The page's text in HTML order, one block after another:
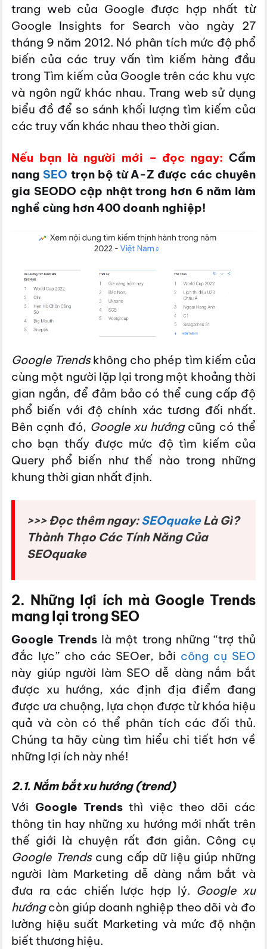
trang web của Google được hợp nhất từ
Google Insights for Search vào ngày 27
tháng 9 năm 2012. Nó phân tích mức độ phổ
biến của các truy vấn tìm kiếm hàng đầu
trong Tìm kiếm của Google trên các khu vực
và ngôn ngữ khác nhau. Trang web sử dụng
biểu đồ để so sánh khối lượng tìm kiếm của
các truy vấn khác nhau theo thời gian.
Nếu bạn là người mới – đọc ngay: Cẩm
nang SEO trọn bộ từ A-Z được các chuyên
gia SEODO cập nhật trong hơn 6 năm làm
nghề cùng hơn 400 doanh nghiệp!
Google Trendskhông cho phép tìm kiếm của
cùng một người lặp lại trong một khoảng thời
gian ngắn, để đảm bảo có thể cung cấp độ
phổ biến với độ chính xác tương đối nhất.
Bên cạnh đó, Google xu hướng cũng có thể
cho bạn thấy được mức độ tìm kiếm của
Query phổ biến như thế nào trong những
khung thời gian nhất định.
>>> Đọc thêm ngay:SEOquakeLà Gì?
Thành Thạo Các Tính Năng Của
SEOquake
2. Những lợi ích mà Google Trends
mang lại trong SEO
Google Trends là một trong những “trợ thủ
đắc lực” cho các SEOer, bởi công cụ SEO
này giúp người làm SEO dễ dàng nắm bắt
được xu hướng, xác định địa điểm đang
được ưa chuộng, lựa chọn được từ khóa hiệu
quả và còn có thể phân tích các đối thủ.
Chúng ta hãy cùng tìm hiểu chi tiết hơn về
những lợi ích này nhé!
2.1. Nắm bắt xu hướng (trend)
Với Google Trendsthì việc theo dõi các
thông tin hay những xu hướng mới nhất trên
thế giới là chuyện rất đơn giản. Công cụ
Google Trendscung cấp dữ liệu giúp những
người làm Marketing dễ dàng nắm bắt và
đưa ra các chiến lược hợp lý. Google xu
hướngcòn giúp doanh nghiệp theo dõi và đo
lường hiệu suất Marketing và mức độ nhận
biết thương hiệu.